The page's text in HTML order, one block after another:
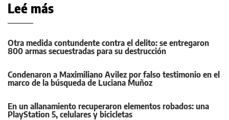
Leé más
Otra medida contundente contra el delito: se entregaron
800 armas secuestradas para su destrucción
Condenaron a Maximiliano Avilez por falso testimonio en el
marco de la búsqueda de Luciana Muñoz
En un allanamiento recuperaron elementos robados: una
PlayStation 5, celulares y bicicletas